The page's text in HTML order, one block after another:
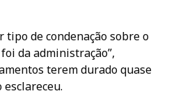
tipo de condenação sobre o
da administração”,
terem durado quase
esclareceu.